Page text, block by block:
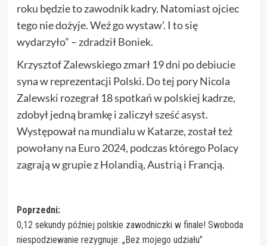
roku będzie to zawodnik kadry. Natomiast ojciec
tego nie dożyje. Weź go wystaw’. I to się
wydarzyło” – zdradził Boniek.
Krzysztof Zalewskiego zmarł 19 dni po debiucie
syna w reprezentacji Polski. Do tej pory Nicola
Zalewski rozegrał 18 spotkań w polskiej kadrze,
zdobył jedną bramkę i zaliczył sześć asyst.
Występował na mundialu w Katarze, został też
powołany na Euro 2024, podczas którego Polacy
zagrają w grupie z Holandią, Austrią i Francją.
Zobacz
wpisy
Poprzedni:
0,12 sekundy później polskie zawodniczki w finale! Swoboda
niespodziewanie rezygnuje: „Bez mojego udziału”